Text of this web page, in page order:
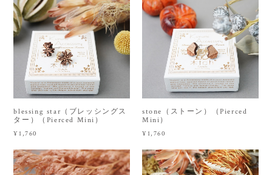
blessing star（ブレッシングス
ター）（Pierced Mini）
¥1,760
stone（ストーン）（Pierced
Mini）
¥1,760